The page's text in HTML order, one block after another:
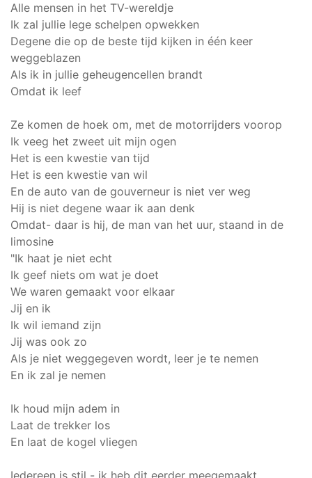
Alle mensen in het TV-wereldje
Ik zal jullie lege schelpen opwekken
Degene die op de beste tijd kijken in één keer
weggeblazen
Als ik in jullie geheugencellen brandt
Omdat ik leef
Ze komen de hoek om, met de motorrijders voorop
Ik veeg het zweet uit mijn ogen
Het is een kwestie van tijd
Het is een kwestie van wil
En de auto van de gouverneur is niet ver weg
Hij is niet degene waar ik aan denk
Omdat- daar is hij, de man van het uur, staand in de
limosine
"Ik haat je niet echt
Ik geef niets om wat je doet
We waren gemaakt voor elkaar
Jij en ik
Ik wil iemand zijn
Jij was ook zo
Als je niet weggegeven wordt, leer je te nemen
En ik zal je nemen
Ik houd mijn adem in
Laat de trekker los
En laat de kogel vliegen
Iedereen is stil - ik heb dit eerder meegemaakt